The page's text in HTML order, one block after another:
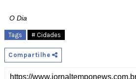
O Dia
Tags # Cidades
Compartilhe